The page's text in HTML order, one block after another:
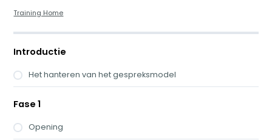
Training Home
Introductie
Het hanteren van het gespreksmodel
Fase 1
Opening